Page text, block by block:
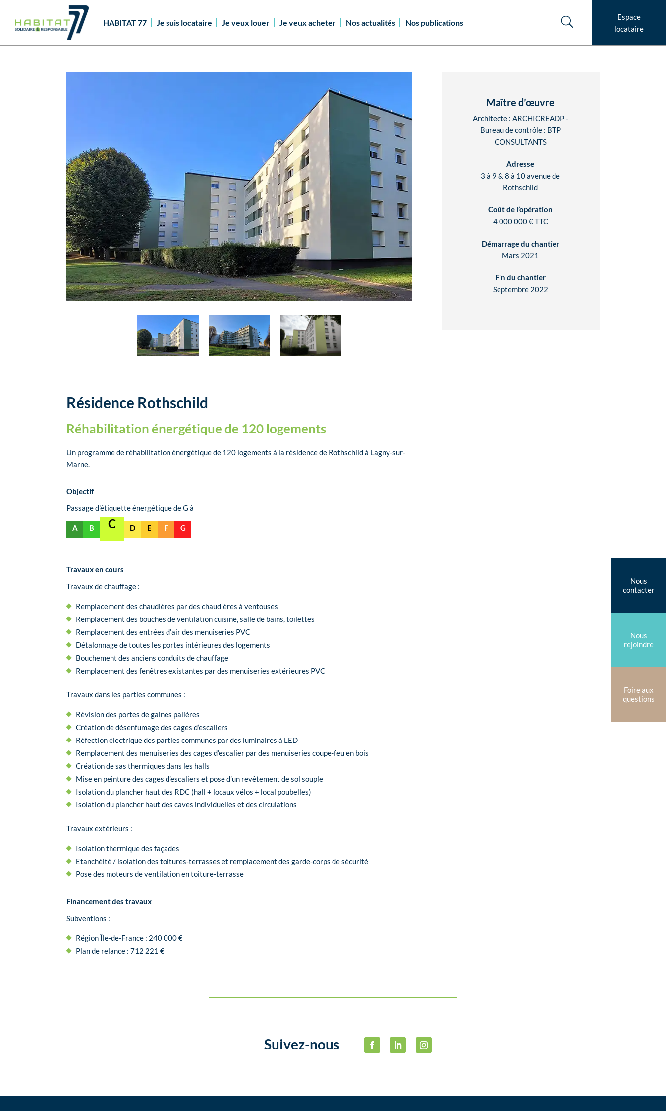
HABITAT 77 Je suis locataire Je veux louer Je veux acheter Nos actualités Nos publications U
Espace
locataire
Résidence Rothschild
Réhabilitation énergétique de 120 logements
Un programme de réhabilitation énergétique de 120 logements à la résidence de Rothschild à Lagny-sur-
Marne.
Objectif
Passage d'étiquette énergétique de G à
A B C D E F G
Travaux en cours
Travaux de chauffage :
Remplacement des chaudières par des chaudières à ventouses
Remplacement des bouches de ventilation cuisine, salle de bains, toilettes
Remplacement des entrées d’air des menuiseries PVC
Détalonnage de toutes les portes intérieures des logements
Bouchement des anciens conduits de chauffage
Remplacement des fenêtres existantes par des menuiseries extérieures PVC
Travaux dans les parties communes :
Révision des portes de gaines palières
Création de désenfumage des cages d’escaliers
Réfection électrique des parties communes par des luminaires à LED
Remplacement des menuiseries des cages d’escalier par des menuiseries coupe-feu en bois
Création de sas thermiques dans les halls
Mise en peinture des cages d’escaliers et pose d’un revêtement de sol souple
Isolation du plancher haut des RDC (hall + locaux vélos + local poubelles)
Isolation du plancher haut des caves individuelles et des circulations
Travaux extérieurs :
Isolation thermique des façades
Etanchéité / isolation des toitures-terrasses et remplacement des garde-corps de sécurité
Pose des moteurs de ventilation en toiture-terrasse
Financement des travaux
Subventions :
Région Île-de-France : 240 000 €
Plan de relance : 712 221 €
Maître d’œuvre
Architecte : ARCHICREADP -
Bureau de contrôle : BTP
CONSULTANTS
Adresse
3 à 9 & 8 à 10 avenue de
Rothschild
Coût de l’opération
4 000 000 € TTC
Démarrage du chantier
Mars 2021
Fin du chantier
Septembre 2022
Suivez-nous
Nous
contacter
Nous
rejoindre
Foire aux
questions